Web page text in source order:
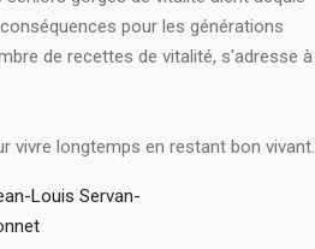
pour les générations
de recettes de vitalité, s'adresse à
vivre longtemps en restant bon vivant.
Louis Servan-